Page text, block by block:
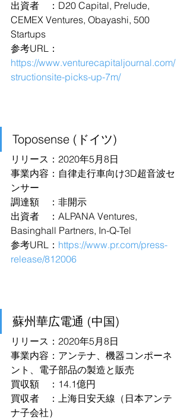
出資者　：D20 Capital, Prelude,
CEMEX Ventures, Obayashi, 500
Startups
参考URL：
https://www.venturecapitaljournal.com/
structionsite-picks-up-7m/
Toposense (ドイツ)
リリース：2020年5月8日
事業内容：自律走行車向け3D超音波セ
ンサー
調達額　：非開示
出資者　：ALPANA Ventures,
Basinghall Partners, In-Q-Tel
参考URL： https://www.pr.com/press-
release/812006
蘇州華広電通 (中国)
リリース：2020年5月8日
事業内容：アンテナ、機器コンポーネ
ント、電子部品の製造と販売
買収額　：14.1億円
買収者　：上海日安天線（日本アンテ
ナ子会社）